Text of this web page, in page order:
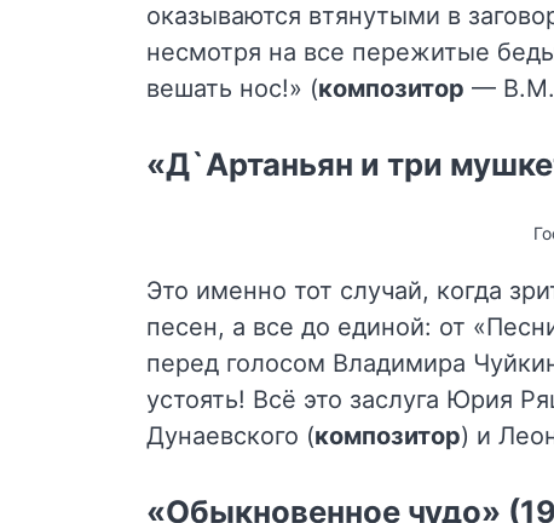
оказываются втянутыми в
несмотря на все пережитые
вешать нос!» (композитор — В.М.
«Д`Артаньян и три
Это именно тот случай, когда
песен, а все до единой: от
перед голосом Владимира
устоять! Всё это заслуга Юрия
Дунаевского (композитор) и
«Обыкновенное чудо»